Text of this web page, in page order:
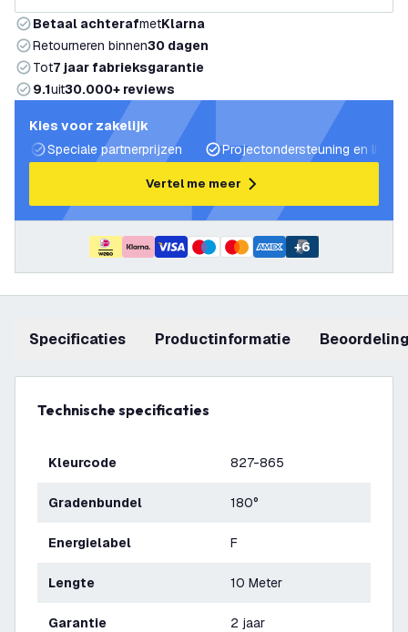
Betaal achterafmetKlarna
Retourneren binnen30 dagen
Tot7 jaar fabrieksgarantie
9.1uit30.000+ reviews
Kies voor zakelijk
Speciale partnerprijzen
Projectondersteuning en
Vertel me meer
+6
Specificaties productinformatie
Technische specificaties
Kleurcode 827-865
Gradenbundel 180°
Energielabel F
Lengte 10 Meter
Garantie 2 jaar